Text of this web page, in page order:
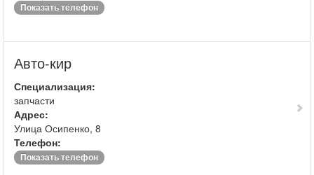
Показать телефон
Авто-кир
Специализация:
запчасти
Адрес:
Улица Осипенко, 8
Телефон:
Показать телефон